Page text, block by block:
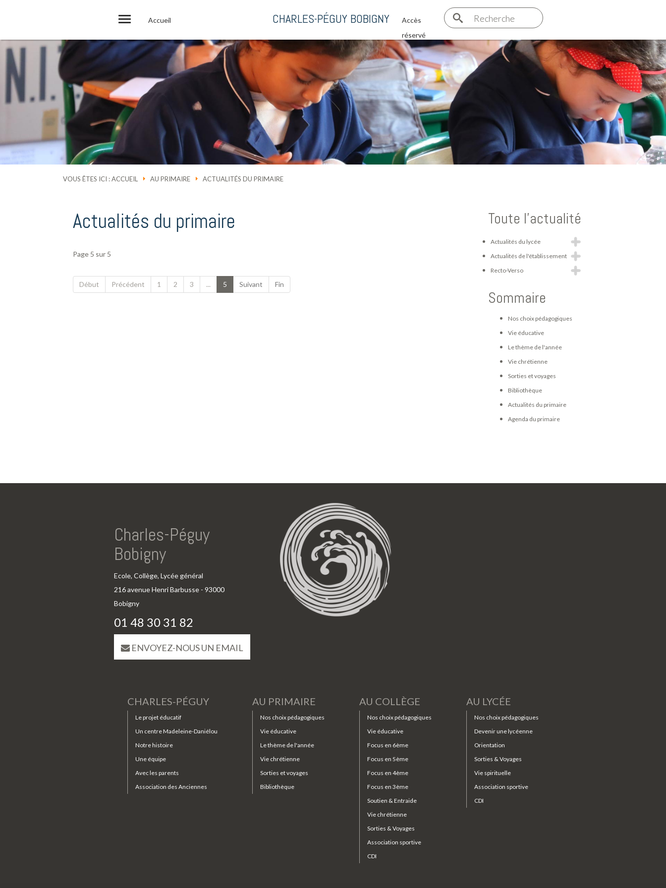
Accueil CHARLES-PÉGUY BOBIGNY
Accès
réservé
Recherche
VOUS ÊTES ICI :ACCUEIL AU PRIMAIRE ACTUALITÉS DU PRIMAIRE
Actualités du primaire
Page 5 sur 5
Début Précédent 1 2 3 ... 5 Suivant Fin
Toute l'actualité
Actualités du lycée
Actualités de l'établissement
Recto-Verso
Sommaire
Nos choix pédagogiques
Vie éducative
Le thème de l'année
Vie chrétienne
Sorties et voyages
Bibliothèque
Actualités du primaire
Agenda du primaire
Charles-Péguy
Bobigny
Ecole, Collège, Lycée général
216 avenue Henri Barbusse - 93000
Bobigny
01 48 30 31 82
ENVOYEZ-NOUS UN EMAIL
CHARLES-PÉGUY
Le projet éducatif
Un centre Madeleine-Daniélou
Notre histoire
Une équipe
Avec les parents
Association des Anciennes
AU PRIMAIRE
Nos choix pédagogiques
Vie éducative
Le thème de l'année
Vie chrétienne
Sorties et voyages
Bibliothèque
AU COLLÈGE
Nos choix pédagogiques
Vie éducative
Focus en 6ème
Focus en 5ème
Focus en 4ème
Focus en 3ème
Soutien & Entraide
Vie chrétienne
Sorties & Voyages
Association sportive
CDI
AU LYCÉE
Nos choix pédagogiques
Devenir une lycéenne
Orientation
Sorties & Voyages
Vie spirituelle
Association sportive
CDI